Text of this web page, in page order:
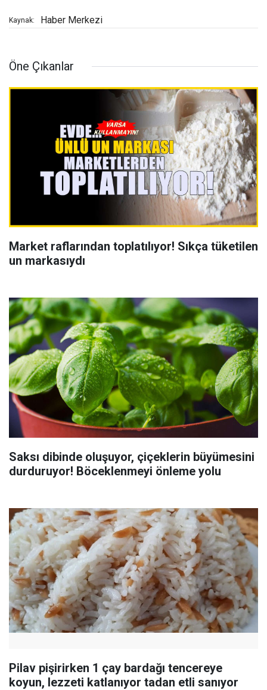
Kaynak: Haber Merkezi
Öne Çıkanlar
Market raflarından toplatılıyor! Sıkça tüketilen
un markasıydı
Saksı dibinde oluşuyor, çiçeklerin büyümesini
durduruyor! Böceklenmeyi önleme yolu
Pilav pişirirken 1 çay bardağı tencereye
koyun, lezzeti katlanıyor tadan etli sanıyor